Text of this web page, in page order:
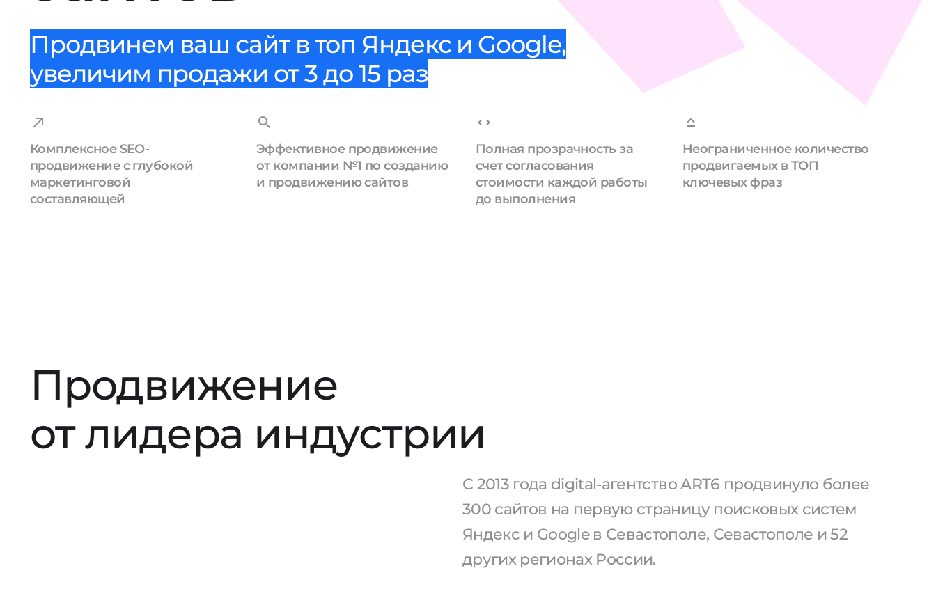
Продвинем ваш сайт в топ Яндекс и Google,
увеличим продажи от 3 до 15 раз
Комплексное SEO-
продвижение с глубокой
маркетинговой
составляющей
Эффективное продвижение
от компании №1 по созданию
и продвижению сайтов
Полная прозрачность за
счет согласования
стоимости каждой работы
до выполнения
Неограниченное количество
продвигаемых в ТОП
ключевых фраз
Продвижение
от лидера индустрии
С 2013 года digital-агентство ART6 продвинуло более
300 сайтов на первую страницу поисковых систем
Яндекс и Google в Севастополе, Севастополе и 52
других регионах России.